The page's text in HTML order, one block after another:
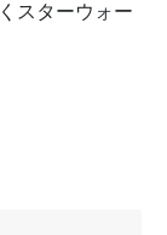
スターウォー